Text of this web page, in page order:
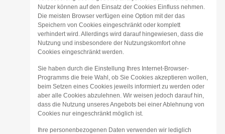
Nutzer können auf den Einsatz der Cookies Einfluss nehmen.
Die meisten Browser verfügen eine Option mit der das
Speichern von Cookies eingeschränkt oder komplett
verhindert wird. Allerdings wird darauf hingewiesen, dass die
Nutzung und insbesondere der Nutzungskomfort ohne
Cookies eingeschränkt werden.
Sie haben durch die Einstellung Ihres Internet-Browser-
Programms die freie Wahl, ob Sie Cookies akzeptieren wollen,
beim Setzen eines Cookies jeweils informiert zu werden oder
aber alle Cookies abzulehnen. Wir weisen jedoch darauf hin,
dass die Nutzung unseres Angebots bei einer Ablehnung von
Cookies nur eingeschränkt möglich ist.
Ihre personenbezogenen Daten verwenden wir lediglich